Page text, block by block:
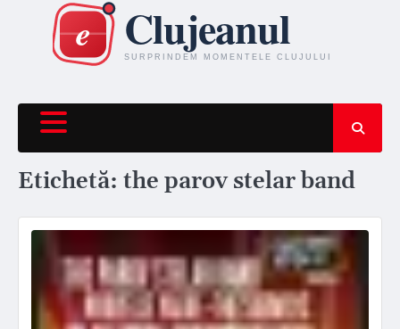
content
Etichetă: the parov stelar band